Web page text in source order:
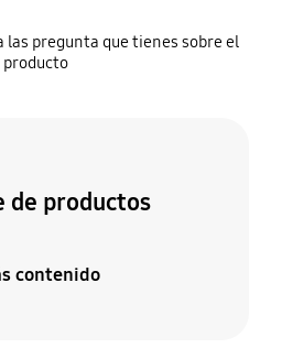
las pregunta que tienes sobre el
producto
de productos
contenido